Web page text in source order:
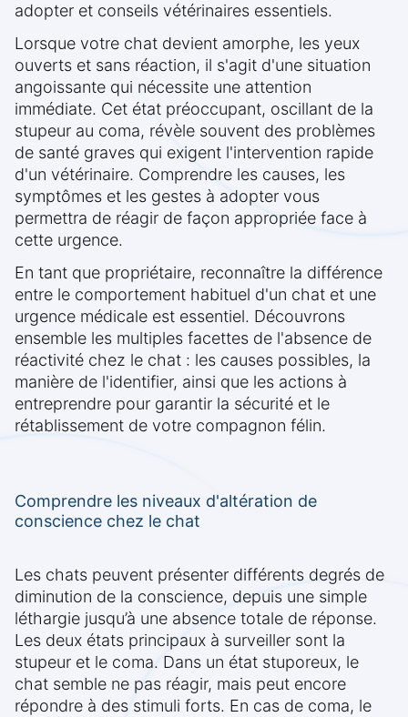
adopter et conseils vétérinaires essentiels.
Lorsque votre chat devient amorphe, les yeux
ouverts et sans réaction, il s'agit d'une situation
angoissante qui nécessite une attention
immédiate. Cet état préoccupant, oscillant de la
stupeur au coma, révèle souvent des problèmes
de santé graves qui exigent l'intervention rapide
d'un vétérinaire. Comprendre les causes, les
symptômes et les gestes à adopter vous
permettra de réagir de façon appropriée face à
cette urgence.
En tant que propriétaire, reconnaître la différence
entre le comportement habituel d'un chat et une
urgence médicale est essentiel. Découvrons
ensemble les multiples facettes de l'absence de
réactivité chez le chat : les causes possibles, la
manière de l'identifier, ainsi que les actions à
entreprendre pour garantir la sécurité et le
rétablissement de votre compagnon félin.
Comprendre les niveaux d'altération de
conscience chez le chat
Les chats peuvent présenter différents degrés de
diminution de la conscience, depuis une simple
léthargie jusqu’à une absence totale de réponse.
Les deux états principaux à surveiller sont la
stupeur et le coma. Dans un état stuporeux, le
chat semble ne pas réagir, mais peut encore
répondre à des stimuli forts. En cas de coma, le